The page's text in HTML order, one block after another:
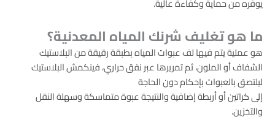
يوفره من حماية وكفاءة عالية.
ما هو تغليف شرنك المياه المعدنية؟
هو عملية يتم فيها لف عبوات المياه بطبقة رقيقة من البلاستيك
الشفاف أو الملون، ثم تمريرها عبر نفق حراري، فينكمش البلاستيك
ليلتصق بالعبوات بإحكام دون الحاجة
إلى كراتين أو أربطة إضافية والنتيجة عبوة متماسكة وسهلة النقل
والتخزين.